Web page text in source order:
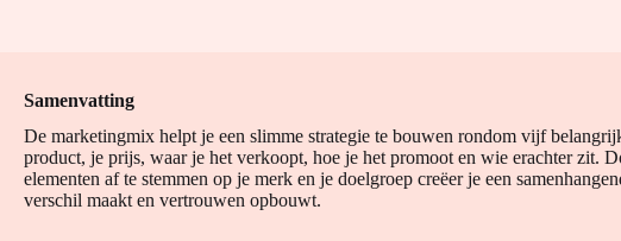
Samenvatting
De marketingmix helpt je een slimme strategie te bouwen rondom vijf
product, je prijs, waar je het verkoopt, hoe je het promoot en wie erachter zit.
elementen af te stemmen op je merk en je doelgroep creëer je een
verschil maakt en vertrouwen opbouwt.